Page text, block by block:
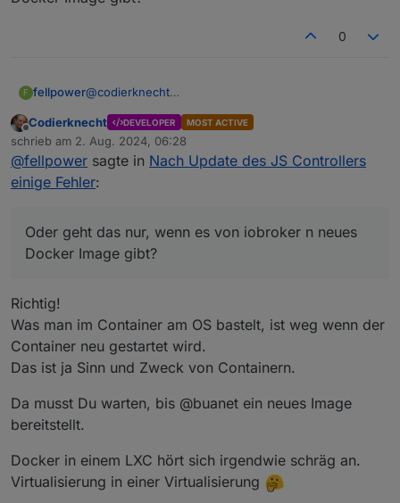
0
F fellpower@codierknecht
aufm Proxmox läuft.
Wie bekomme ich denn jetzt den node.js Controller
dauerhaft geupdatet? Das scheint ja noch/wieder die
"alte" Version zu sein, weil ich den Container neu
gestartet habe.
Oder geht das nur, wenn es von iobroker n neues
Docker Image gibt?
Offline
Codierknecht DEVELOPER MOST ACTIVE
schrieb am 2. Aug. 2024, 06:28
zuletzt editiert von
@fellpower sagte in Nach Update des JS Controllers
einige Fehler:
Oder geht das nur, wenn es von iobroker n neues
Docker Image gibt?
Richtig!
Was man im Container am OS bastelt, ist weg wenn der
Container neu gestartet wird.
Das ist ja Sinn und Zweck von Containern.
Da musst Du warten, bis @buanet ein neues Image
bereitstellt.
Docker in einem LXC hört sich irgendwie schräg an.
Virtualisierung in einer Virtualisierung